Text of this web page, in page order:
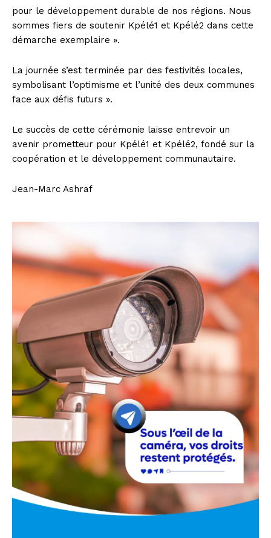
pour le développement durable de nos régions. Nous
sommes fiers de soutenir Kpélé1 et Kpélé2 dans cette
démarche exemplaire ».
La journée s’est terminée par des festivités locales,
symbolisant l’optimisme et l’unité des deux communes
face aux défis futurs ».
Le succès de cette cérémonie laisse entrevoir un
avenir prometteur pour Kpélé1 et Kpélé2, fondé sur la
coopération et le développement communautaire.
Jean-Marc Ashraf